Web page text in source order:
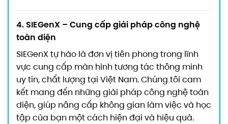
4. SIEGenX – Cung cấp giải pháp công nghệ
toàn diện
SIEGenX tự hào là đơn vị tiên phong trong lĩnh
vực cung cấp màn hình tương tác thông minh
uy tín, chất lượng tại Việt Nam. Chúng tôi cam
kết mang đến những giải pháp công nghệ toàn
diện, giúp nâng cấp không gian làm việc và học
tập của bạn một cách hiện đại và hiệu quả.